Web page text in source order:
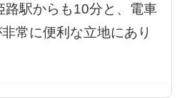
路駅からも10分と、電車
常に便利な立地にあり